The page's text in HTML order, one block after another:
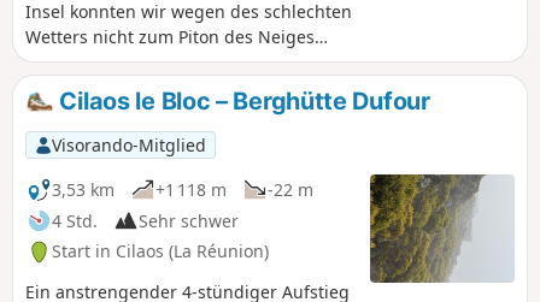
Insel konnten wir wegen des schlechten
Wetters nicht zum Piton des Neiges
aufsteigen. Daher Abstieg direkt nach
Cilaos von der Berghütte der Höhle
Dufour.Cilaos le Bloc – Berghütte Dufour
Visorando-Mitglied
3,53 km
+1 118 m
-22 m
4 Std.
Sehr schwer
Start in Cilaos (La Réunion)
Ein anstrengender 4-stündiger Aufstieg